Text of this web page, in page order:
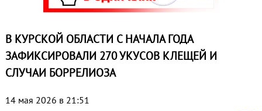
В КУРСКОЙ ОБЛАСТИ С НАЧАЛА ГОДА
ЗАФИКСИРОВАЛИ 270 УКУСОВ КЛЕЩЕЙ И
СЛУЧАИ БОРРЕЛИОЗА
14 мая 2026 в 21:51